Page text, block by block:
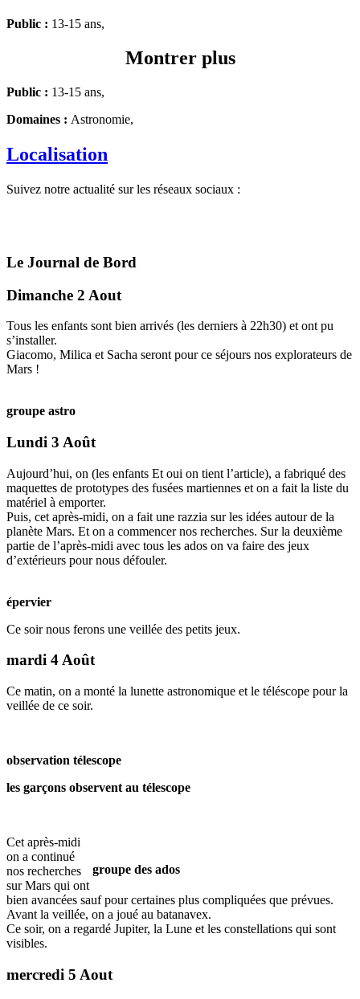
Public : 13-15 ans,
Montrer plus
Public : 13-15 ans,
Domaines : Astronomie,
Localisation
Suivez notre actualité sur les réseaux sociaux :
Le Journal de Bord
Dimanche 2 Aout
Tous les enfants sont bien arrivés (les derniers à 22h30) et ont pu
s’installer.
Giacomo, Milica et Sacha seront pour ce séjours nos explorateurs de
Mars !
groupe astro
Lundi 3 Août
Aujourd’hui, on (les enfants Et oui on tient l’article), a fabriqué des
maquettes de prototypes des fusées martiennes et on a fait la liste du
matériel à emporter.
Puis, cet après-midi, on a fait une razzia sur les idées autour de la
planète Mars. Et on a commencer nos recherches. Sur la deuxième
partie de l’après-midi avec tous les ados on va faire des jeux
d’extérieurs pour nous défouler.
épervier
Ce soir nous ferons une veillée des petits jeux.
mardi 4 Août
Ce matin, on a monté la lunette astronomique et le téléscope pour la
veillée de ce soir.
observation télescope
les garçons observent au télescope
groupe des ados
Cet après-midi
on a continué
nos recherches
sur Mars qui ont
bien avancées sauf pour certaines plus compliquées que prévues.
Avant la veillée, on a joué au batanavex.
Ce soir, on a regardé Jupiter, la Lune et les constellations qui sont
visibles.
mercredi 5 Aout